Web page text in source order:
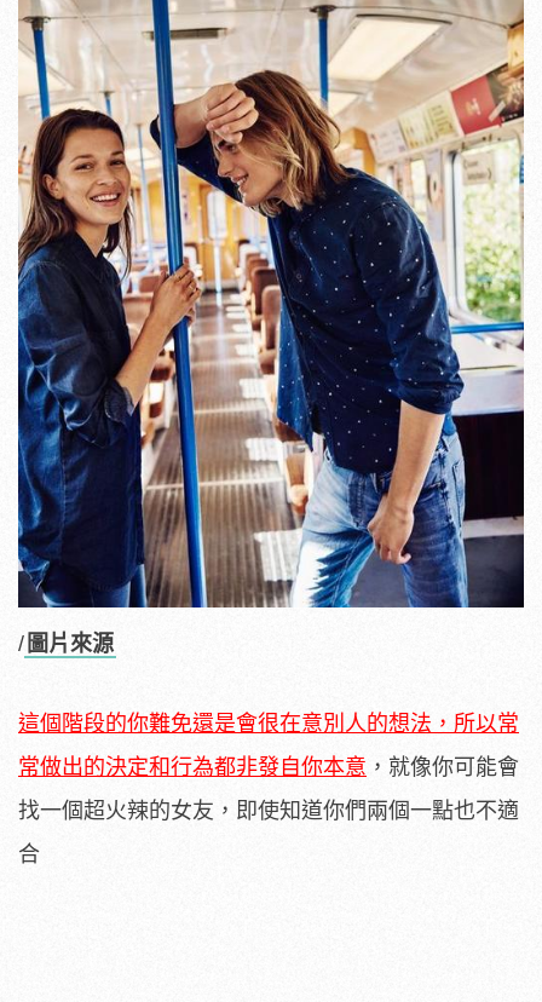
/ 圖片來源
這個階段的你難免還是會很在意別人的想法，所以常
常做出的決定和行為都非發自你本意 ，就像你可能會
找一個超火辣的女友，即使知道你們兩個一點也不適
合